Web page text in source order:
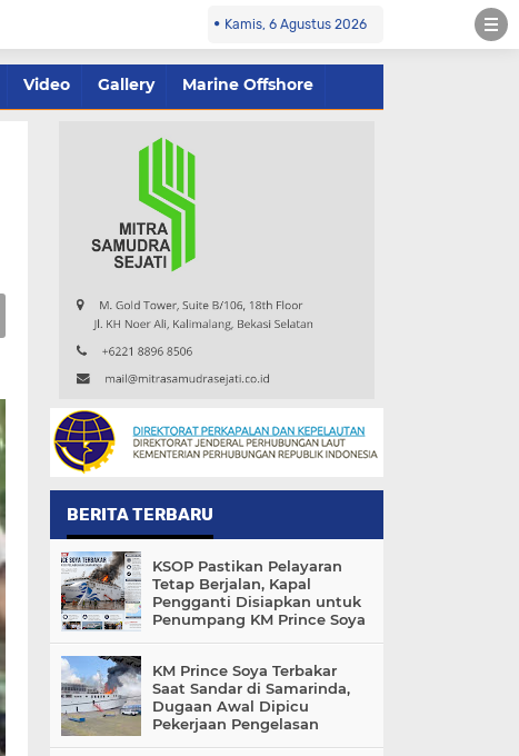
Kamis, 6 Agustus 2026
Video Gallery Marine Offshore
BERITA TERBARU
KSOP Pastikan Pelayaran
Tetap Berjalan, Kapal
Pengganti Disiapkan untuk
Penumpang KM Prince Soya
KM Prince Soya Terbakar
Saat Sandar di Samarinda,
Dugaan Awal Dipicu
Pekerjaan Pengelasan